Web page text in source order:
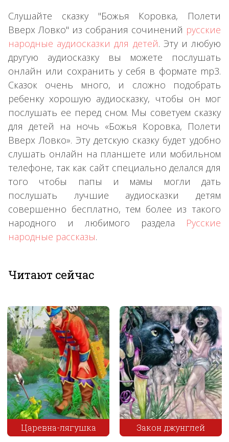
Слушайте сказку "Божья Коровка, Полети
Вверх Ловко" из собрания сочинений русские
народные аудиосказки для детей. Эту и любую
другую аудиосказку вы можете послушать
онлайн или сохранить у себя в формате mp3.
Сказок очень много, и сложно подобрать
ребенку хорошую аудиосказку, чтобы он мог
послушать ее перед сном. Мы советуем сказку
для детей на ночь «Божья Коровка, Полети
Вверх Ловко». Эту детскую сказку будет удобно
слушать онлайн на планшете или мобильном
телефоне, так как сайт специально делался для
того чтобы папы и мамы могли дать
послушать лучшие аудиосказки детям
совершенно бесплатно, тем более из такого
народного и любимого раздела Русские
народные рассказы.
Читают сейчас
Закон джунглей Упирь и